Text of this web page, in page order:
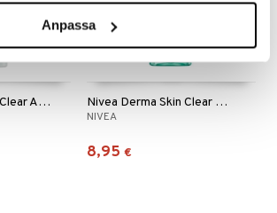
Anpassa
Nivea Derma Skin Clear Anti Blemish Scrub Nivea Derma Skin Clear Wash Gel
NIVEA
8,95 €